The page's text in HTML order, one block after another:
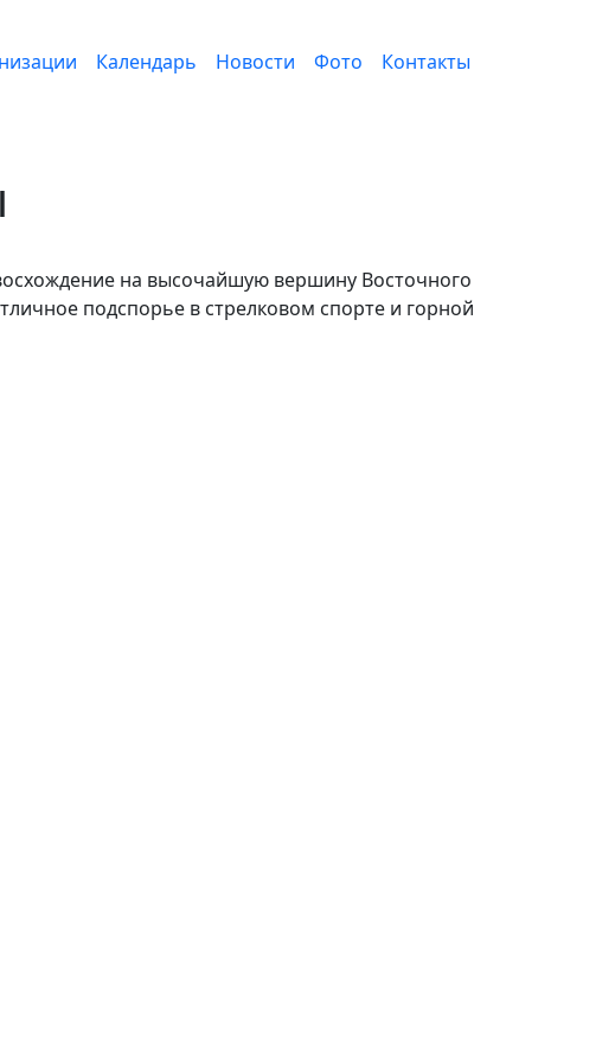
Календарь Новости Фото Контакты
на высочайшую вершину Восточного
подспорье в стрелковом спорте и горной